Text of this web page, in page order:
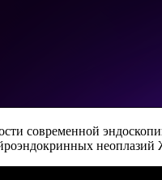
современной